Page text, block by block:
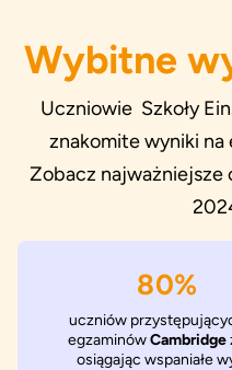
Wybitne
Uczniowie Szkoły
znakomite wyniki
Zobacz najważniejsze
100%
uczniów
egzaminówCambridge
osiągając wspaniałe